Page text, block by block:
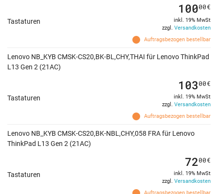
Tastaturen
Auftragsbezogen bestellbar
10000€
inkl. 19% MwSt
zzgl. Versandkosten
Lenovo NB_KYB CMSK-CS20,BK-BL,CHY,THAI für Lenovo ThinkPad
L13 Gen 2 (21AC)
Tastaturen
Auftragsbezogen bestellbar
10300€
inkl. 19% MwSt
zzgl. Versandkosten
Lenovo NB_KYB CMSK-CS20,BK-NBL,CHY,058 FRA für Lenovo
ThinkPad L13 Gen 2 (21AC)
Tastaturen
7200€
inkl. 19% MwSt
zzgl. Versandkosten